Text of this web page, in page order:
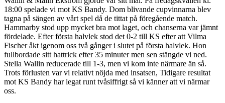
18:00 spelade vi mot KS Bandy. Dom blivande cupvinnarna blev
tagna på sängen av vårt spel då de tittat på föregående match.
Hammarby stod upp mycket bra mot laget, och chanserna var jämnt
fördelade. Efter första halvlek stod det 0-2 till KS efter att Vilma
Fischer åkt igenom oss två gånger i slutet på första halvlek. Hon
fullbordade sitt hattrick efter 35 minuter men sen stängde vi ned.
Stella Wallin reducerade till 1-3, men vi kom inte närmare än så.
Trots förlusten var vi relativt nöjda med insatsen, Tidigare resultat
mot KS Bandy har legat runt tvåsiffrigt så vi känner att vi närmar
oss.